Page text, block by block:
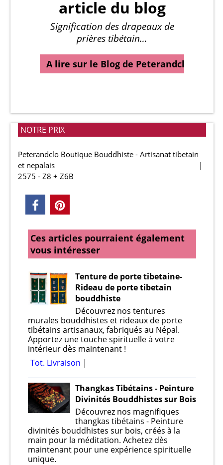
article du blog
Signification des drapeaux de
prières tibétain…
A lire sur le Blog de Peterandclo…
NOTRE PRIX
Peterandclo Boutique Bouddhiste - Artisanat tibetain
et nepalais
2575 - Z8 + Z6B
Ces articles pourraient également
vous intéresser
Tenture de porte tibetaine-
Rideau de porte tibetain
bouddhiste
Découvrez nos tentures
murales bouddhistes et rideaux de porte
tibétains artisanaux, fabriqués au Népal.
Apportez une touche spirituelle à votre
intérieur dès maintenant !
Tot. Livraison
Thangkas Tibétains - Peinture
Divinités Bouddhistes sur Bois
Découvrez nos magnifiques
thangkas tibétains - Peinture
divinités bouddhistes sur bois, créés à la
main pour la méditation. Achetez dès
maintenant pour une expérience spirituelle
unique.